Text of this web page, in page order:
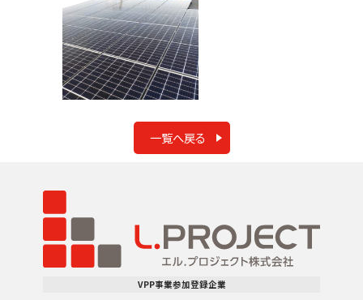
一覧へ戻る
VPP事業参加登録企業